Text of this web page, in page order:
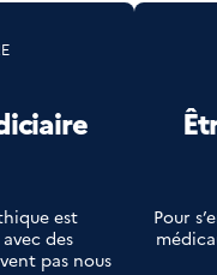
est
des
pas nous
Pour